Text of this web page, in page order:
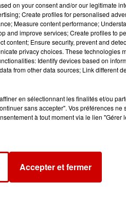
cholet/
on your consent and/or our legitimate
Create profiles for personalised
Measure content performance;
and improve services; Create profiles to
content; Ensure security, prevent and
privacy choices. These technologies
Identify devices based on
from other data sources; Link different
en sélectionnant les finalités et/ou
sans accepter". Vos préférences
à tout moment via le lien "Gérer
Accepter et fermer